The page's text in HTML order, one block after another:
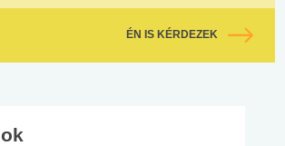
ÉN IS KÉRDEZEK